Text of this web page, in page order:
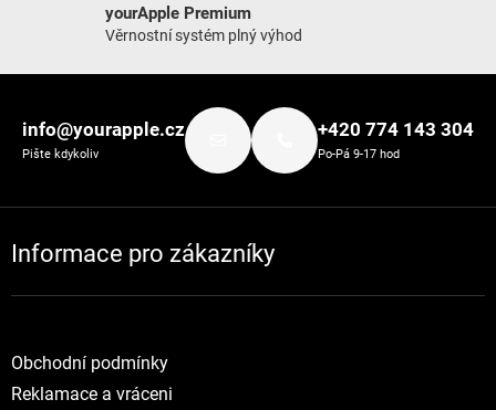
yourApple Premium
Věrnostní systém plný výhod
info@yourapple.cz
Pište kdykoliv
+420 774 143 304
Po-Pá 9-17 hod
Informace pro zákazníky
Obchodní podmínky
Reklamace a vráceni